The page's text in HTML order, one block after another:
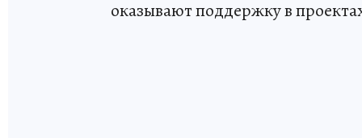
оказывают поддержку в